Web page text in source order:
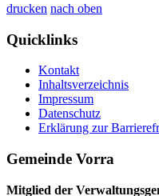
drucken nach oben
Quicklinks
Kontakt
Inhaltsverzeichnis
Impressum
Datenschutz
Erklärung zur
Gemeinde Vorra
Mitglied der